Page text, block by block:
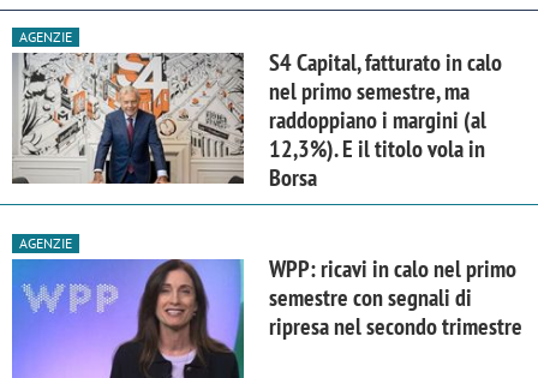
AGENZIE
S4 Capital, fatturato in calo
nel primo semestre, ma
raddoppiano i margini (al
12,3%). E il titolo vola in
Borsa
AGENZIE
WPP: ricavi in calo nel primo
semestre con segnali di
ripresa nel secondo trimestre